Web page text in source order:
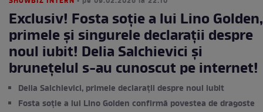
Exclusiv! Fosta soție a lui Lino Golden,
primele și singurele declarații despre
noul iubit! Delia Salchievici și
brunețelul s-au cunoscut pe internet!
Delia Salchievici, primele declarații despre noul iubit
Fosta soție a lui Lino Golden confirmă povestea de dragoste